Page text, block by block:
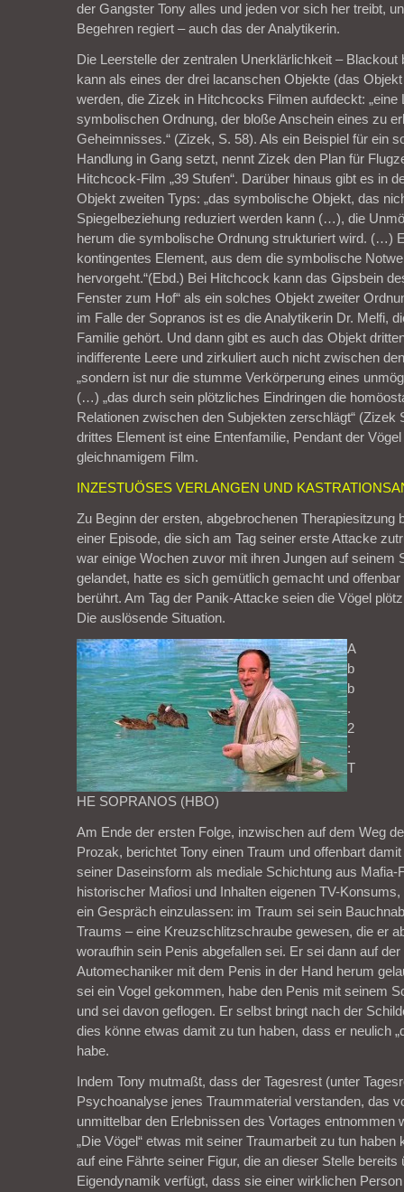
der Gangster Tony alles und jeden vor sich her treibt,
Begehren regiert – auch das der Analytikerin.
Die Leerstelle der zentralen Unerklärlichkeit – Blackout
kann als eines der drei lacanschen Objekte (das
werden, die Zizek in Hitchcocks Filmen aufdeckt:
symbolischen Ordnung, der bloße Anschein eines zu
Geheimnisses.“ (Zizek, S. 58). Als ein Beispiel für ein
Handlung in Gang setzt, nennt Zizek den Plan für
Hitchcock-Film „39 Stufen“. Darüber hinaus gibt es in
Objekt zweiten Typs: „das symbolische Objekt, das
Spiegelbeziehung reduziert werden kann (…), die
herum die symbolische Ordnung strukturiert wird. (…)
kontingentes Element, aus dem die symbolische
hervorgeht.“(Ebd.) Bei Hitchcock kann das Gipsbein
Fenster zum Hof“ als ein solches Objekt zweiter
im Falle der Sopranos ist es die Analytikerin Dr. Melfi,
Familie gehört. Und dann gibt es auch das Objekt
indifferente Leere und zirkuliert auch nicht zwischen
„sondern ist nur die stumme Verkörperung eines
(…) „das durch sein plötzliches Eindringen die
Relationen zwischen den Subjekten zerschlägt“ (Zizek
drittes Element ist eine Entenfamilie, Pendant der
gleichnamigem Film.
INZESTUÖSES VERLANGEN UND
Zu Beginn der ersten, abgebrochenen Therapiesitzung
einer Episode, die sich am Tag seiner erste Attacke
war einige Wochen zuvor mit ihren Jungen auf seinem
gelandet, hatte es sich gemütlich gemacht und offenbar
berührt. Am Tag der Panik-Attacke seien die Vögel
Die auslösende Situation.
A
b
b
.
2
:
T
HE SOPRANOS (HBO)
Am Ende der ersten Folge, inzwischen auf dem Weg
Prozak, berichtet Tony einen Traum und offenbart
seiner Daseinsform als mediale Schichtung aus Mafia-
historischer Mafiosi und Inhalten eigenen TV-
ein Gespräch einzulassen: im Traum sei sein
Traums – eine Kreuzschlitzschraube gewesen, die er
woraufhin sein Penis abgefallen sei. Er sei dann auf
Automechaniker mit dem Penis in der Hand herum
sei ein Vogel gekommen, habe den Penis mit seinem
und sei davon geflogen. Er selbst bringt nach der
dies könne etwas damit zu tun haben, dass er neulich
habe.
Indem Tony mutmaßt, dass der Tagesrest (unter
Psychoanalyse jenes Traummaterial verstanden, das
unmittelbar den Erlebnissen des Vortages entnommen
„Die Vögel“ etwas mit seiner Traumarbeit zu tun haben
auf eine Fährte seiner Figur, die an dieser Stelle bereits
Eigendynamik verfügt, dass sie einer wirklichen